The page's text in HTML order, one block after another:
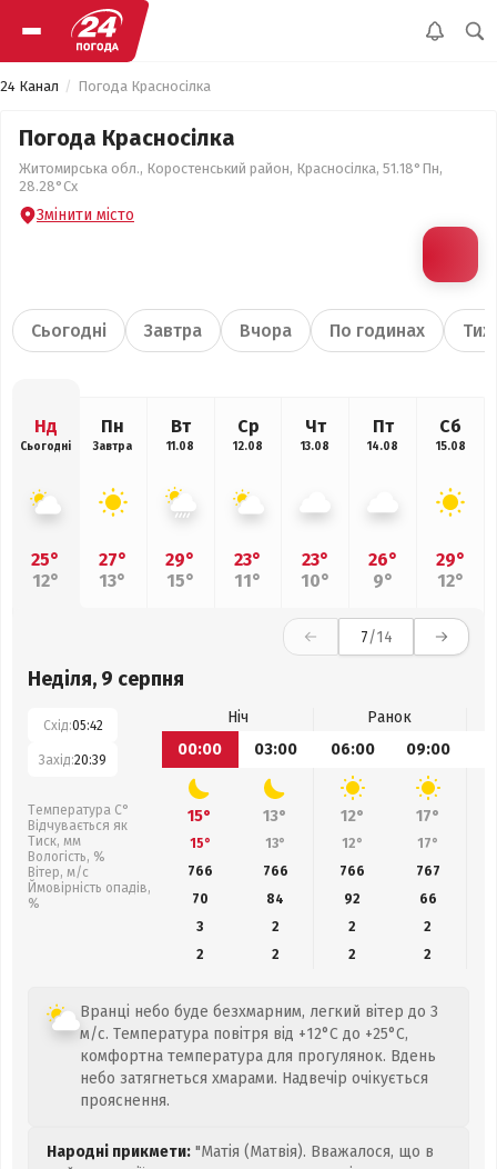
24 Канал Погода Красносілка
Погода Красносілка
Житомирська обл., Коростенський район, Красносілка, 51.18°Пн,
28.28°Сх
Змінити місто
Сьогодні Завтра Вчора По годинах
Нд
Сьогодні
25°
12°
Пн
Завтра
27°
13°
Вт
11.08
29°
15°
Ср
12.08
23°
11°
Чт
13.08
23°
10°
Пт
14.08
26°
9°
Сб
15.08
29°
12°
7/14
Неділя, 9 серпня
Схід:05:42
Захід:20:39
Температура С°
Відчувається як
Тиск, мм
Вологість, %
Вітер, м/с
Ймовірність опадів,
%
Ніч
Ранок
00:00
03:00 06:00 09:00
15° 13° 12° 17°
15° 13° 12° 17°
766
766 766 767
70
84 92 66
3
2 2
2
2
2 2 2
Вранці небо буде безхмарним, легкий вітер до 3
м/с. Температура повітря від +12°C до +25°C,
комфортна температура для прогулянок. Вдень
небо затягнеться хмарами. Надвечір очікується
прояснення.
Народні прикмети: "Матія (Матвія). Вважалося, що в